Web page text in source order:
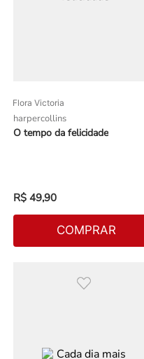
Flora Victoria
harpercollins
O tempo da felicidade
R$ 49,90
COMPRAR